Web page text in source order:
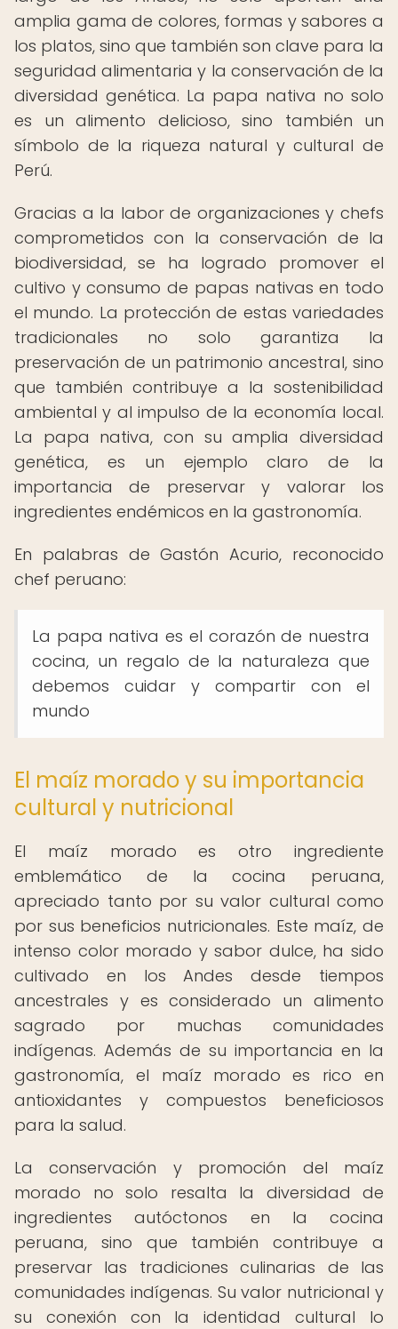
amplia gama de colores, formas y sabores a
los platos, sino que también son clave para la
seguridad alimentaria y la conservación de la
diversidad genética. La papa nativa no solo
es un alimento delicioso, sino también un
símbolo de la riqueza natural y cultural de
Perú.
Gracias a la labor de organizaciones y chefs
comprometidos con la conservación de la
biodiversidad, se ha logrado promover el
cultivo y consumo de papas nativas en todo
el mundo. La protección de estas variedades
tradicionales no solo garantiza la
preservación de un patrimonio ancestral, sino
que también contribuye a la sostenibilidad
ambiental y al impulso de la economía local.
La papa nativa, con su amplia diversidad
genética, es un ejemplo claro de la
importancia de preservar y valorar los
ingredientes endémicos en la gastronomía.
En palabras de Gastón Acurio, reconocido
chef peruano:
La papa nativa es el corazón de nuestra
cocina, un regalo de la naturaleza que
debemos cuidar y compartir con el
mundo
El maíz morado y su importancia
cultural y nutricional
El maíz morado es otro ingrediente
emblemático de la cocina peruana,
apreciado tanto por su valor cultural como
por sus beneficios nutricionales. Este maíz, de
intenso color morado y sabor dulce, ha sido
cultivado en los Andes desde tiempos
ancestrales y es considerado un alimento
sagrado por muchas comunidades
indígenas. Además de su importancia en la
gastronomía, el maíz morado es rico en
antioxidantes y compuestos beneficiosos
para la salud.
La conservación y promoción del maíz
morado no solo resalta la diversidad de
ingredientes autóctonos en la cocina
peruana, sino que también contribuye a
preservar las tradiciones culinarias de las
comunidades indígenas. Su valor nutricional y
su conexión con la identidad cultural lo